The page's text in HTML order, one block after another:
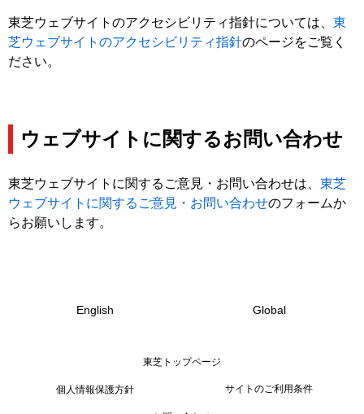
東芝ウェブサイトのアクセシビリティ指針については、 東
芝ウェブサイトのアクセシビリティ指針のページをご覧く
ださい。
ウェブサイトに関するお問い合わせ
東芝ウェブサイトに関するご意見・お問い合わせは、 東芝
ウェブサイトに関するご意見・お問い合わせのフォームか
らお願いします。
English Global
東芝トップページ
個人情報保護方針 サイトのご利用条件